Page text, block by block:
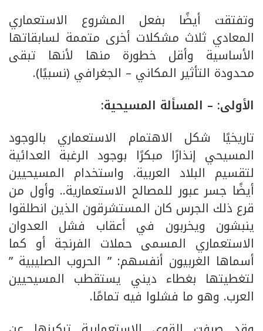
وتفتقت أيضًا بفعل المشروع الاستعماري
المعادي ثلاث مشكلات أخرى متممة لسابقاتها
الأساسية وأقل خطورة منها لأنها تبقى
محدودة التأثير المكاني – الجغرافي (نسبيًا).
الأولى: – المسألة المسيحية:
تاريخيًا شكل الاهتمام الاستعماري بالوجود
المسيحي إنذارًا مبكرًا بوجود الرغبة العدائية
لتقسيم البلاد العربية. واستخدام المسيحيين
أيضًا جسر عبور للمصالح الاستعمارية.. وأول من
قرع ذلك الجرس كان المستشرقون الذين انطلقوا
ينبشون ويخربون في أعقاب فشل العدوان
الاستعماري المسمى حملات الفرنجة أو كما
أسماها الغربيون أنفسهم: ” الحروب الصليبية ”
لتغطيتها بغطاء ديني يستقطب المسيحيين
العرب. وهو ما فشلوا فيه تمامًا.